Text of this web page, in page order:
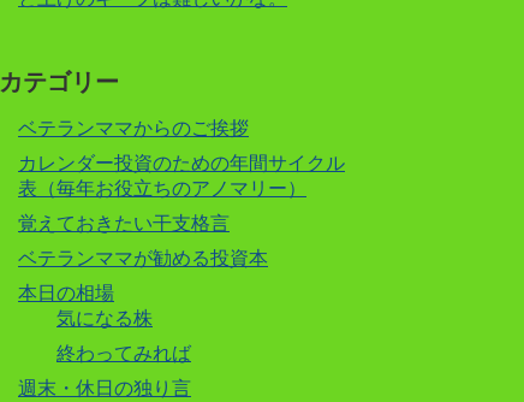
カテゴリー
ベテランママからのご挨拶
カレンダー投資のための年間サイクル
表（毎年お役立ちのアノマリー）
覚えておきたい干支格言
ベテランママが勧める投資本
本日の相場
気になる株
終わってみれば
週末・休日の独り言